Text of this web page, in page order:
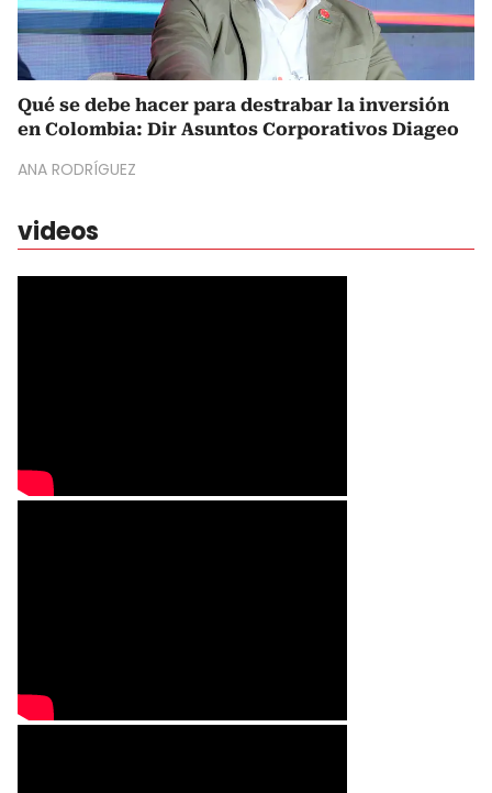
Qué se debe hacer para destrabar la inversión
en Colombia: Dir Asuntos Corporativos Diageo
ANA RODRÍGUEZ
videos